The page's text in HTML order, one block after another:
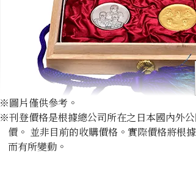
※圖片僅供參考。
※刊登價格是根據總公司所在之日本國內外
價。 並非目前的收購價格。實際價格將根
而有所變動。